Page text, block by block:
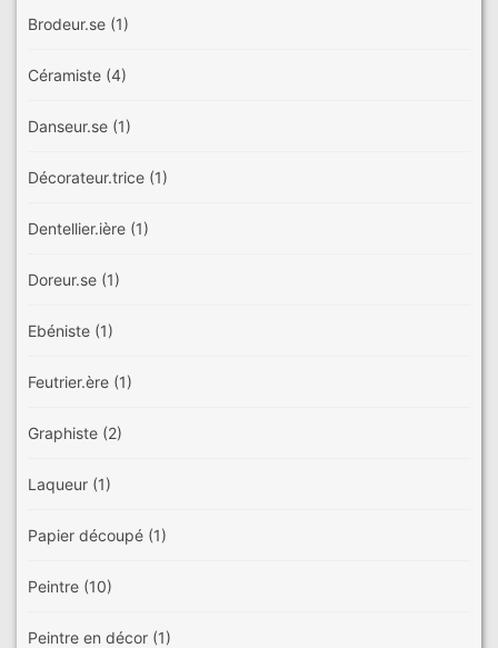
Brodeur.se (1)
Céramiste (4)
Danseur.se (1)
Décorateur.trice (1)
Dentellier.ière (1)
Doreur.se (1)
Ebéniste (1)
Feutrier.ère (1)
Graphiste (2)
Laqueur (1)
Papier découpé (1)
Peintre (10)
Peintre en décor (1)